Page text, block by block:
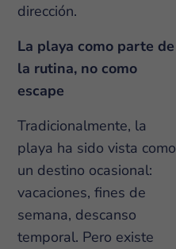
dirección.
La playa como parte de
la rutina, no como
escape
Tradicionalmente, la
playa ha sido vista como
un destino ocasional:
vacaciones, fines de
semana, descanso
temporal. Pero existe